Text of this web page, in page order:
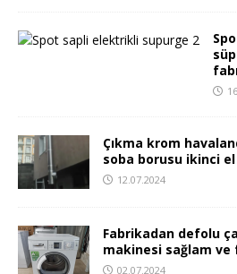
Çıkma krom
soba borusu ikinci
12.07.2024
Fabrikadan defolu
makinesi sağlam ve
02.07.2024